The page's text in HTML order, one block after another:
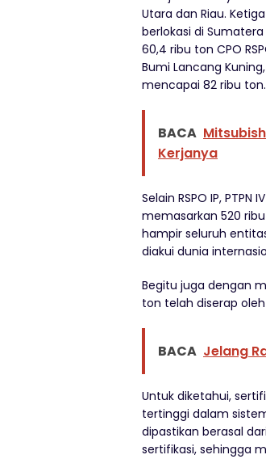
Utara dan Riau.
berlokasi di
60,4 ribu ton CPO
Bumi Lancang
mencapai 82 ribu ton.
BACA
Kerjanya
Selain RSPO IP,
memasarkan 520 ribu
hampir seluruh
diakui dunia
Begitu juga dengan
ton telah diserap
BACA Jelang
Untuk diketahui,
tertinggi dalam
dipastikan berasal
sertifikasi, sehingga